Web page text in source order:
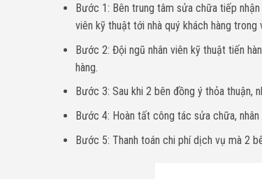
Bước 1: Bên trung tâm sửa chữa tiếp
viên kỹ thuật tới nhà quý khách hàng trong
Bước 2: Đội ngũ nhân viên kỹ thuật tiến
hàng.
Bước 3: Sau khi 2 bên đồng ý thỏa thuận,
Bước 4: Hoàn tất công tác sửa chữa,
Bước 5: Thanh toán chi phí dịch vụ mà 2